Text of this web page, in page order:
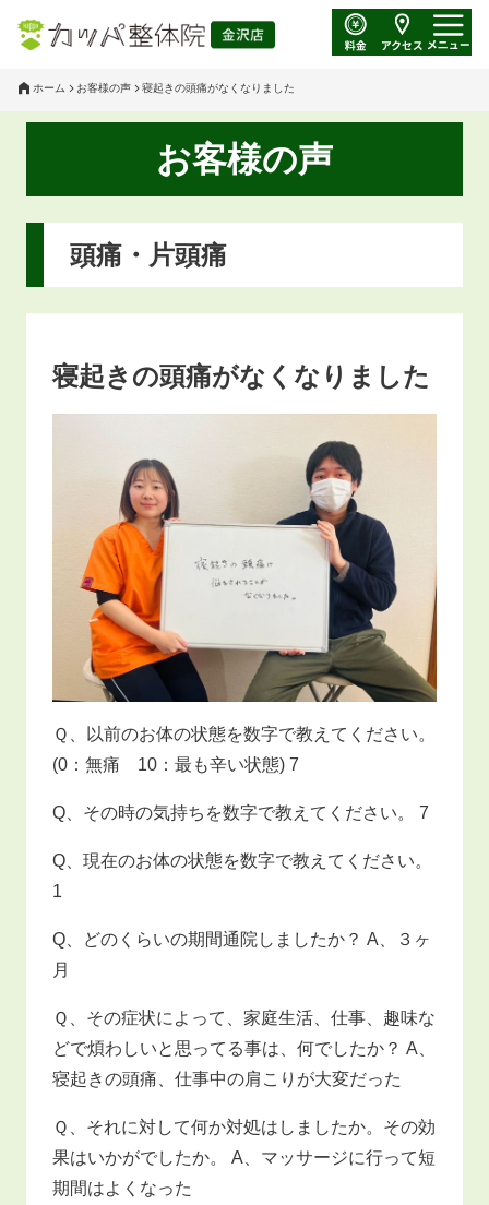
ホーム お客様の声 寝起きの頭痛がなくなりました
お客様の声
頭痛・片頭痛
寝起きの頭痛がなくなりました
Ｑ、以前のお体の状態を数字で教えてください。
(0：無痛 10：最も辛い状態) 7
Q、その時の気持ちを数字で教えてください。 7
Q、現在のお体の状態を数字で教えてください。
1
Q、どのくらいの期間通院しましたか？ A、３ヶ
月
Ｑ、その症状によって、家庭生活、仕事、趣味な
どで煩わしいと思ってる事は、何でしたか？ A、
寝起きの頭痛、仕事中の肩こりが大変だった
Ｑ、それに対して何か対処はしましたか。その効
果はいかがでしたか。 A、マッサージに行って短
期間はよくなった